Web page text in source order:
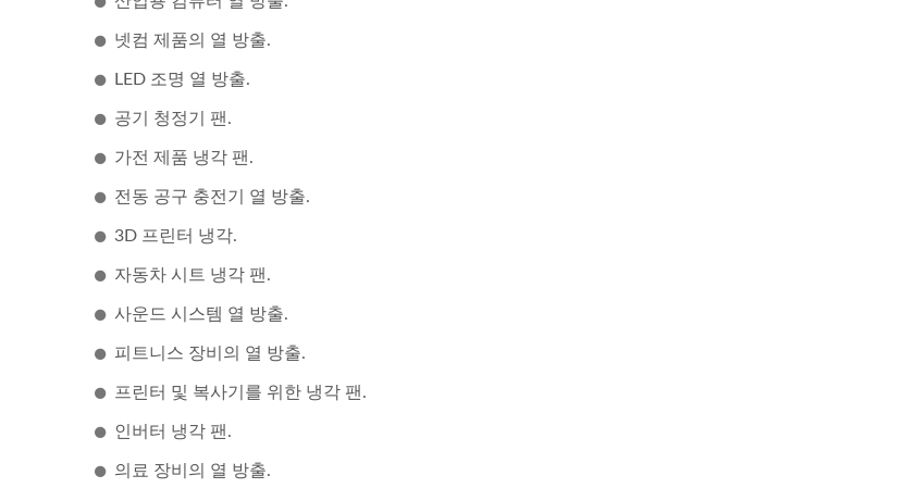
넷컴 제품의 열 방출.
LED 조명 열 방출.
공기 청정기 팬.
가전 제품 냉각 팬.
전동 공구 충전기 열 방출.
3D 프린터 냉각.
자동차 시트 냉각 팬.
사운드 시스템 열 방출.
피트니스 장비의 열 방출.
프린터 및 복사기를 위한 냉각 팬.
인버터 냉각 팬.
의료 장비의 열 방출.
DC 팬